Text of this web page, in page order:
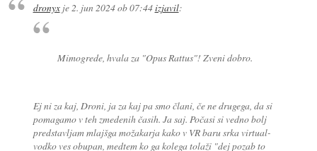
dronyxje2. jun 2024 ob 07:44izjavil:
Mimogrede, hvala za "Opus Rattus"! Zveni dobro.
Ej ni za kaj, Droni, ja za kaj pa smo člani, če ne drugega, da si
pomagamo v teh zmedenih časih. Ja saj. Počasi si vedno bolj
predstavljam mlajšga možakarja kako v VR baru srka virtual-
vodko ves obupan, medtem ko ga kolega tolaži "dej pozab to